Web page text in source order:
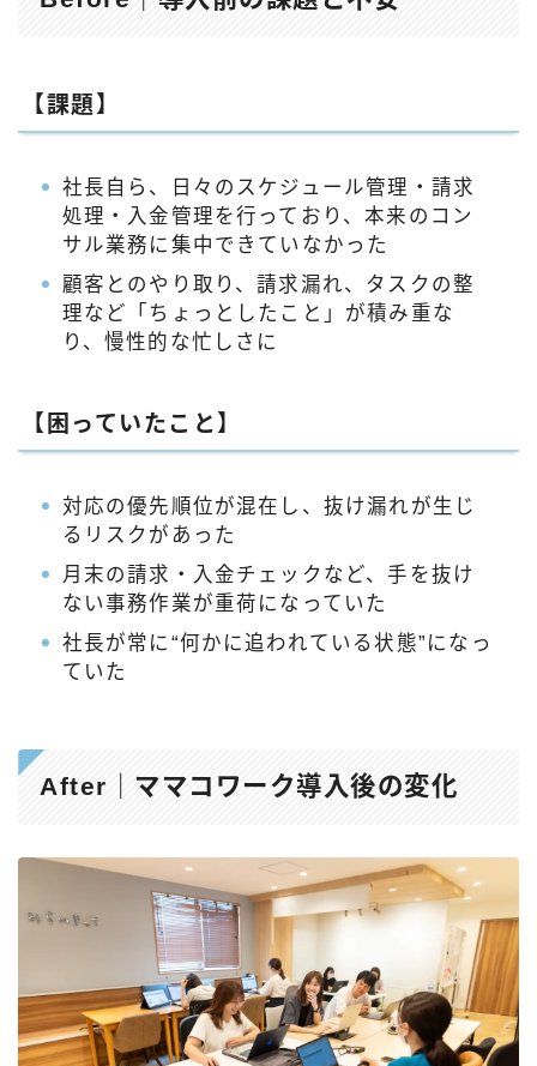
【課題】
社長自ら、日々のスケジュール管理・請求
処理・入金管理を行っており、本来のコン
サル業務に集中できていなかった
顧客とのやり取り、請求漏れ、タスクの整
理など「ちょっとしたこと」が積み重な
り、慢性的な忙しさに
【困っていたこと】
対応の優先順位が混在し、抜け漏れが生じ
るリスクがあった
月末の請求・入金チェックなど、手を抜け
ない事務作業が重荷になっていた
社長が常に“何かに追われている状態”になっ
ていた
After｜ママコワーク導入後の変化